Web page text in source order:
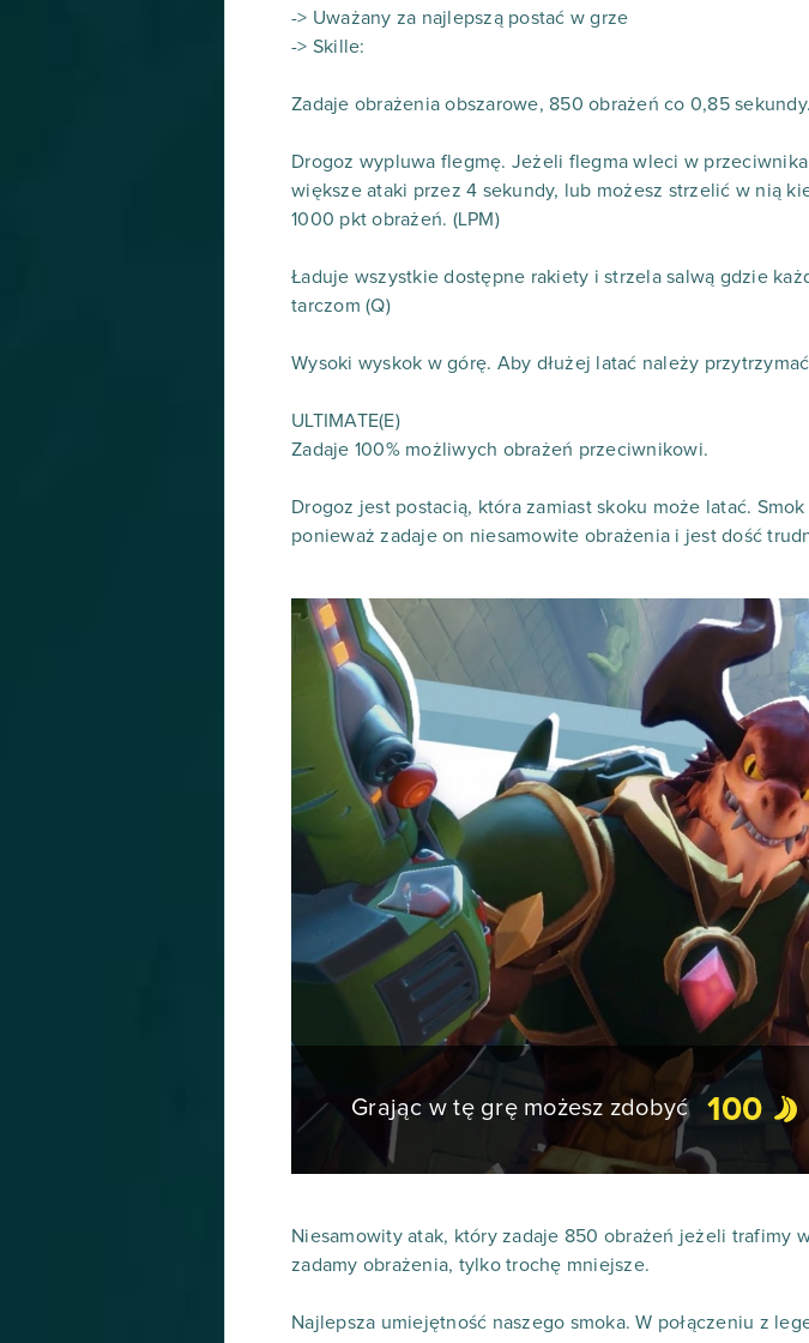
-> Uważany za najlepszą postać w grze
-> Skille:
Zadaje obrażenia obszarowe, 850 obrażeń co 0,85 sekundy.
Drogoz wypluwa flegmę. Jeżeli flegma wleci w
większe ataki przez 4 sekundy, lub możesz strzelić w nią
1000 pkt obrażeń. (LPM)
Ładuje wszystkie dostępne rakiety i strzela salwą gdzie
tarczom (Q)
Wysoki wyskok w górę. Aby dłużej latać należy
ULTIMATE(E)
Zadaje 100% możliwych obrażeń przeciwnikowi.
Drogoz jest postacią, która zamiast skoku może latać.
ponieważ zadaje on niesamowite obrażenia i jest dość
Grając w tę grę możesz zdobyć 100
Niesamowity atak, który zadaje 850 obrażeń jeżeli trafimy
zadamy obrażenia, tylko trochę mniejsze.
Najlepsza umiejętność naszego smoka. W połączeniu z